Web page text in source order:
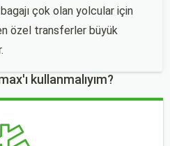
çok olan yolcular için
özel transferler büyük
kullanmalıyım?